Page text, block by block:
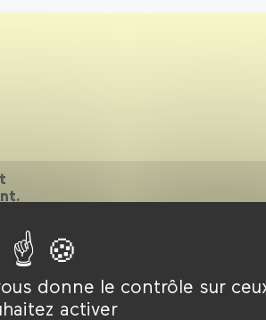
donne le contrôle sur
activer
au